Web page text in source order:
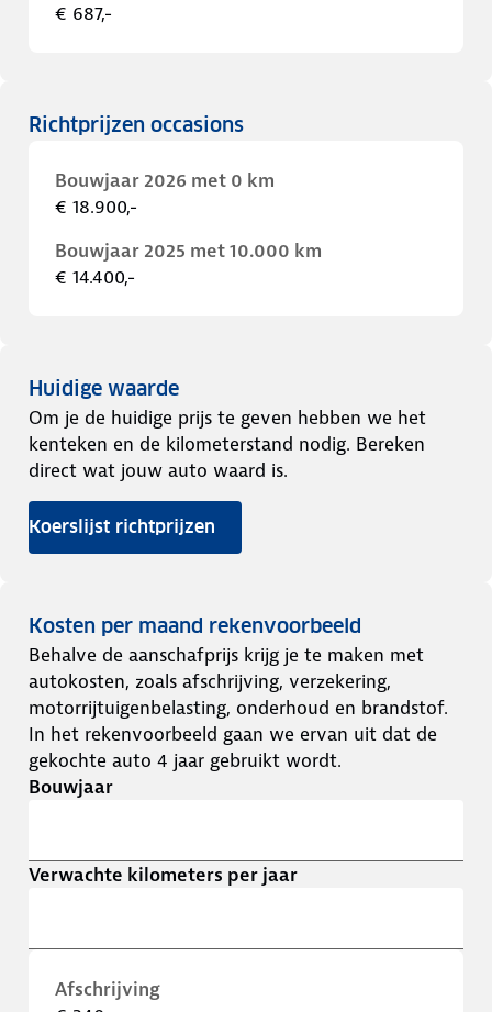
€ 687,-
Richtprijzen occasions
Bouwjaar 2026 met 0 km
€ 18.900,-
Bouwjaar 2025 met 10.000 km
€ 14.400,-
Huidige waarde
Om je de huidige prijs te geven hebben we het
kenteken en de kilometerstand nodig. Bereken
direct wat jouw auto waard is.
Koerslijst richtprijzen
Kosten per maand rekenvoorbeeld
Behalve de aanschafprijs krijg je te maken met
autokosten, zoals afschrijving, verzekering,
motorrijtuigenbelasting, onderhoud en brandstof.
In het rekenvoorbeeld gaan we ervan uit dat de
gekochte auto 4 jaar gebruikt wordt.
Bouwjaar
Verwachte kilometers per jaar
Afschrijving